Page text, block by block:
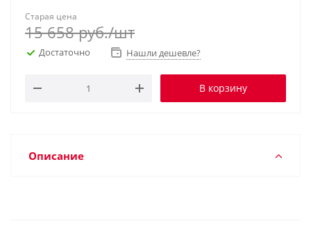
Старая цена
15 658руб./шт
Достаточно Нашли дешевле?
В корзину
Описание